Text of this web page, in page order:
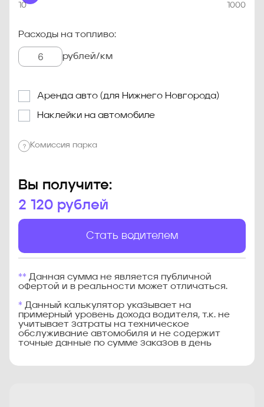
10 1000
Расходы на топливо:
рублей/км
Аренда авто (для Нижнего Новгорода)
Наклейки на автомобиле
Комиссия парка
Вы получите:
2 120 рублей
Стать водителем
** Данная сумма не является публичной
офертой и в реальности может отличаться.
* Данный калькулятор указывает на
примерный уровень дохода водителя, т.к. не
учитывает затраты на техническое
обслуживание автомобиля и не содержит
точные данные по сумме заказов в день